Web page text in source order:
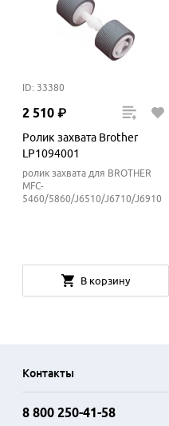
ID: 33380
2 510 ₽
Ролик захвата Brother
LP1094001
ролик захвата для BROTHER
MFC-
5460/5860/J6510/J6710/J6910
В корзину
Контакты
8 800 250-41-58